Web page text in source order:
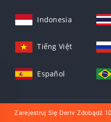
Indonesia
Tiếng Việt
Español
NAJNOWSZE
Zarejestruj Się Deriv Zdobądź